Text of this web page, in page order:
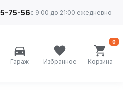
75-56с 9:00 до 21:00 ежедневно
Гараж Избранное Корзина
0